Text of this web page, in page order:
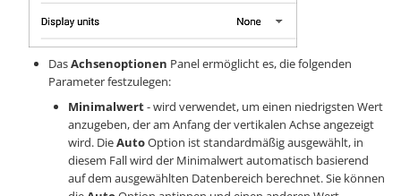
DasAchsenoptionen Panel ermöglicht es, die folgenden
Parameter festzulegen:
Minimalwert- wird verwendet, um einen niedrigsten Wert
anzugeben, der am Anfang der vertikalen Achse angezeigt
wird. DieAutoOption ist standardmäßig ausgewählt, in
diesem Fall wird der Minimalwert automatisch basierend
auf dem ausgewählten Datenbereich berechnet. Sie können